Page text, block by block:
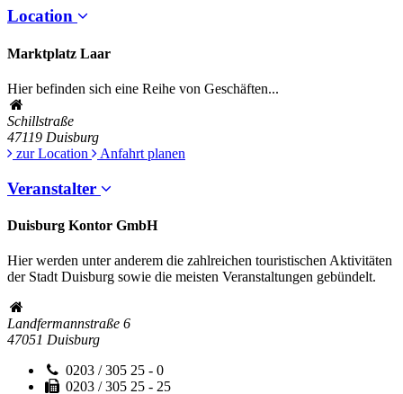
Location
Marktplatz Laar
Hier befinden sich eine Reihe von Geschäften...
Schillstraße
47119 Duisburg
zur Location
Anfahrt planen
Veranstalter
Duisburg Kontor GmbH
Hier werden unter anderem die zahlreichen touristischen Aktivitäten
der Stadt Duisburg sowie die meisten Veranstaltungen gebündelt.
Landfermannstraße 6
47051 Duisburg
0203 / 305 25 - 0
0203 / 305 25 - 25